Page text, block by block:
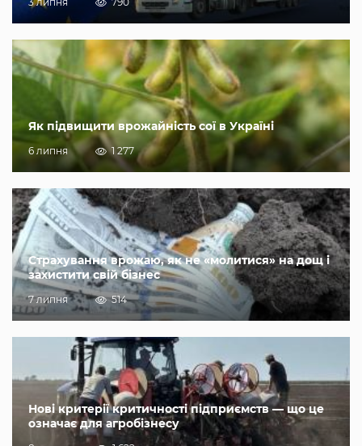
Як підвищити врожайність сої в Україні
6 липня 1 277
Страхування врожаю, як не «молитися» на дощ і
захистити свій бізнес
7 липня 514
Нові критерії критичності підприємств — що це
означає для агробізнесу